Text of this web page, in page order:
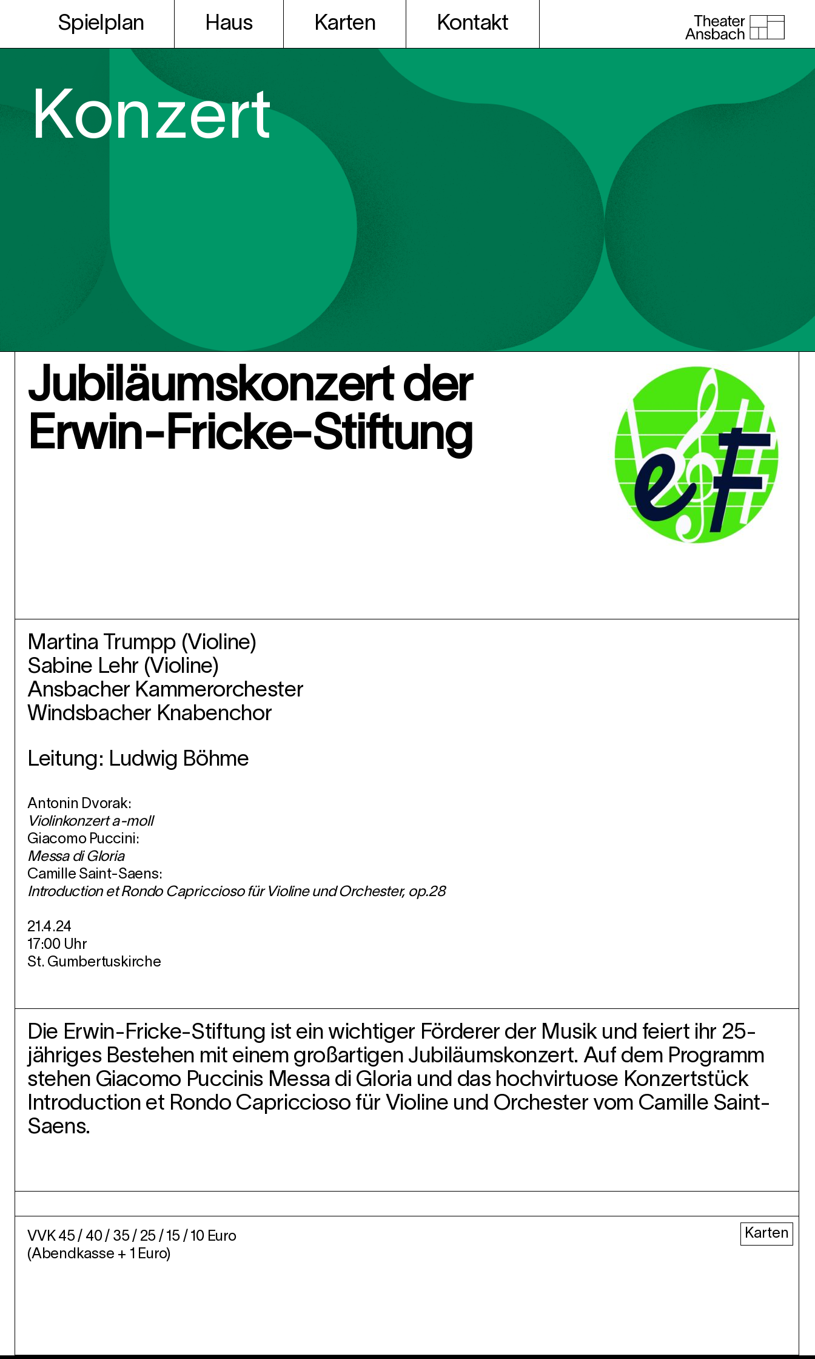
Spielplan Haus Karten Kontakt
Konzert
Jubiläumskonzert der
Erwin-Fricke-Stiftung
Martina Trumpp (Violine)
Sabine Lehr (Violine)
Ansbacher Kammerorchester
Windsbacher Knabenchor
Leitung: Ludwig Böhme
Antonin Dvorak:
Violinkonzert a-moll
Giacomo Puccini:
Messa di Gloria
Camille Saint-Saens:
Introduction et Rondo Capriccioso für Violine und Orchester, op.28
21.4.24
17:00 Uhr
St. Gumbertuskirche
Die Erwin-Fricke-Stiftung ist ein wichtiger Förderer der Musik und feiert ihr 25-
jähriges Bestehen mit einem großartigen Jubiläumskonzert. Auf dem Programm
stehen Giacomo Puccinis Messa di Gloria und das hochvirtuose Konzertstück
Introduction et Rondo Capriccioso für Violine und Orchester vom Camille Saint-
Saens.
VVK 45 / 40 / 35 / 25 / 15 / 10 Euro
(Abendkasse + 1 Euro)
Karten